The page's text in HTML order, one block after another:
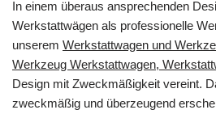
In einem überaus ansprechenden
Werkstattwägen als professionelle
unserem Werkstattwagen und
Werkzeug Werkstattwagen,
Design mit Zweckmäßigkeit vereint.
zweckmäßig und überzeugend